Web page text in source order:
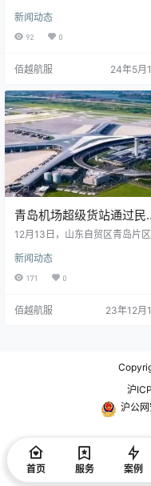
新闻动态
92 0
佰越航服 24年5月
青岛机场超级货站通过民
评估
12月13日，山东自贸区青岛片区
机场超级货站）通过民航专家组
合性评估，标志着青岛机场国内
先的“ 区港联动 ”航空物流服务保
区实现安检前置模式。 青岛机
公司，在民航华东局、青岛市口
办、青岛海关、青岛市公安局的
力支持和指导下，按照民航…
新闻动态
171 0
佰越航服 23年12月
沪
沪公
首页 服务 案例